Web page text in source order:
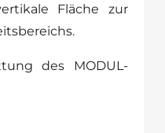
Fläche zur
des MODUL-